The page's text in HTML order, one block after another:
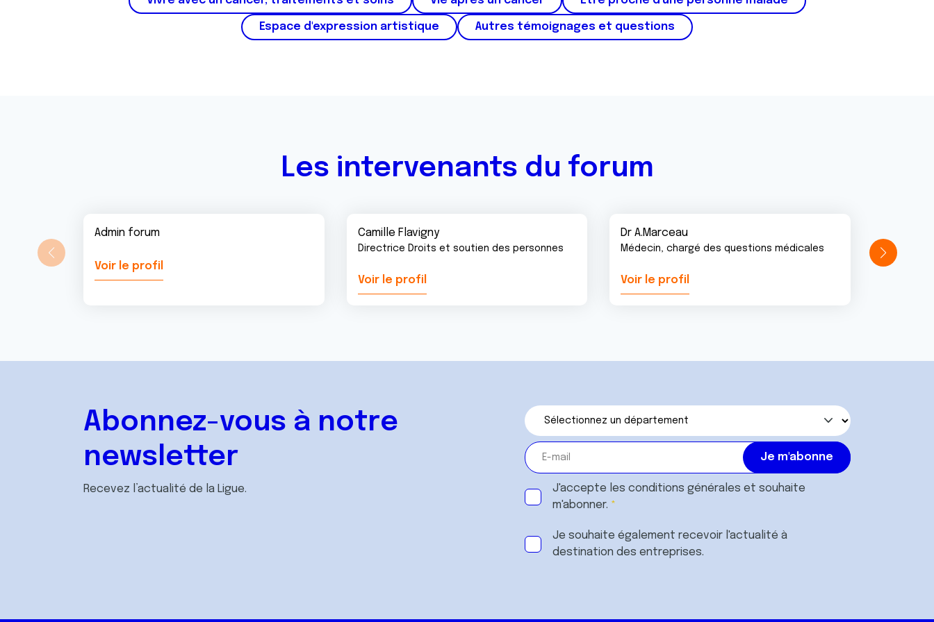
m
Espace d'expression artistique Autres témoignages et questions
Les intervenants du forum
Admin forum
Voir le profil
Camille Flavigny
Directrice Droits et soutien des personnes
Voir le profil
Dr A.Marceau
Médecin, chargé des questions médicales
Voir le profil
Abonnez-vous à notre
newsletter
Recevez l’actualité de la Ligue. J'accepte les conditions générales et souhaite
m'abonner.
Je souhaite également recevoir l'actualité à
destination des entreprises.